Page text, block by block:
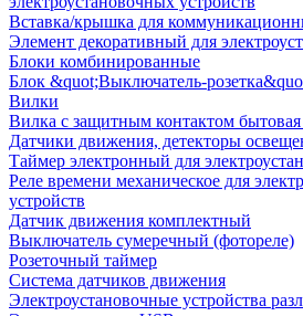
Вставка/крышка для
Элемент декоративный для
Блоки комбинированные
Блок &quot;Выключатель-
Вилки
Вилка с защитным контактом
Датчики движения, детекторы
Таймер электронный для
Реле времени механическое для
устройств
Датчик движения комплектный
Выключатель сумеречный (фотореле)
Розеточный таймер
Система датчиков движения
Электроустановочные устройства